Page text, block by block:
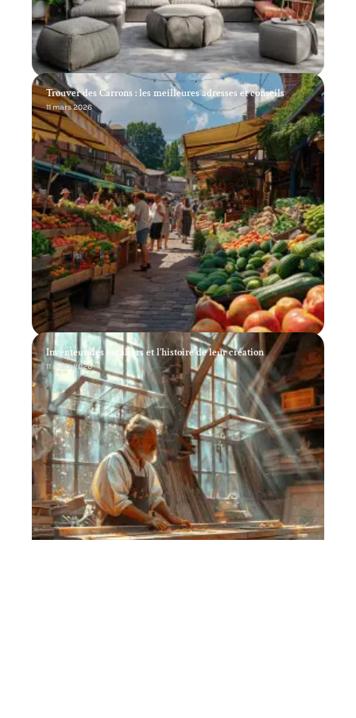
Trouver des Carrons : les meilleures adresses et conseils
11 mars 2026
Inventeur des escaliers et l’histoire de leur création
11 mars 2026